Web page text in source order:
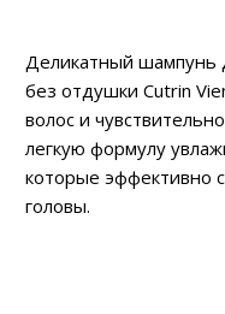
Деликатный шампунь
без отдушки Cutrin
волос и
легкую формулу
которые эффективно
головы.